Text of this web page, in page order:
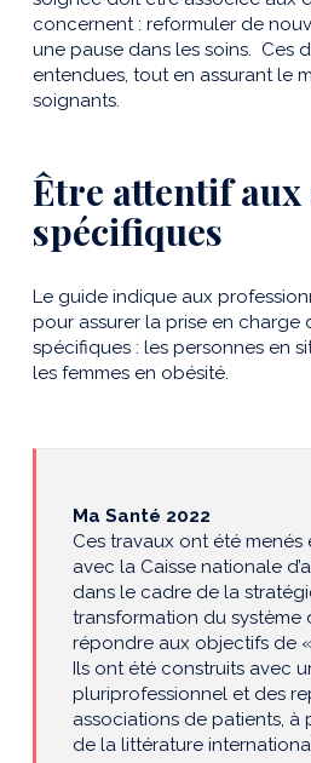
concernent : reformuler de
une pause dans les soins. Ces
entendues, tout en assurant le
soignants.
Être attentif
spécifiques
Le guide indique aux
pour assurer la prise en charge
spécifiques : les personnes en
les femmes en obésité.
Ma Santé 2022
Ces travaux ont été
avec la Caisse nationale
dans le cadre de la
transformation du système
répondre aux objectifs de
Ils ont été construits avec
pluriprofessionnel et des
associations de patients, à
de la littérature